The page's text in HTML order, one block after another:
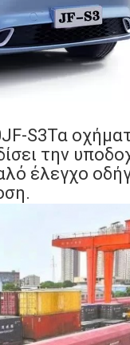
JF-S3Τα
την
έλεγχο